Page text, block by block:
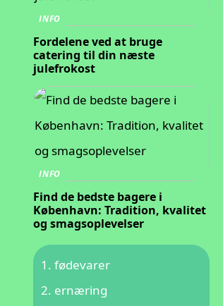
INFO
Fordelene ved at bruge
catering til din næste
julefrokost
INFO
Find de bedste bagere i
København: Tradition, kvalitet
og smagsoplevelser
fødevarer
ernæring